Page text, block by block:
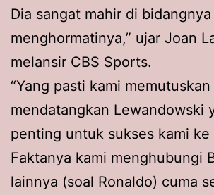
Dia sangat mahir di
menghormatinya,” ujar Joan
melansir CBS Sports.
“Yang pasti kami memutuskan
mendatangkan Lewandowski
penting untuk sukses kami ke
Faktanya kami menghubungi
lainnya (soal Ronaldo) cuma